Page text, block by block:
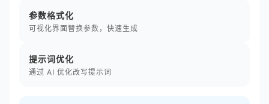
参数格式化
可视化界面替换参数，快速生成
提示词优化
通过 AI 优化改写提示词